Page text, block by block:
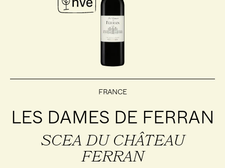
FRANCE
LES DAMES DE FERRAN
SCEA DU CHÂTEAU
FERRAN